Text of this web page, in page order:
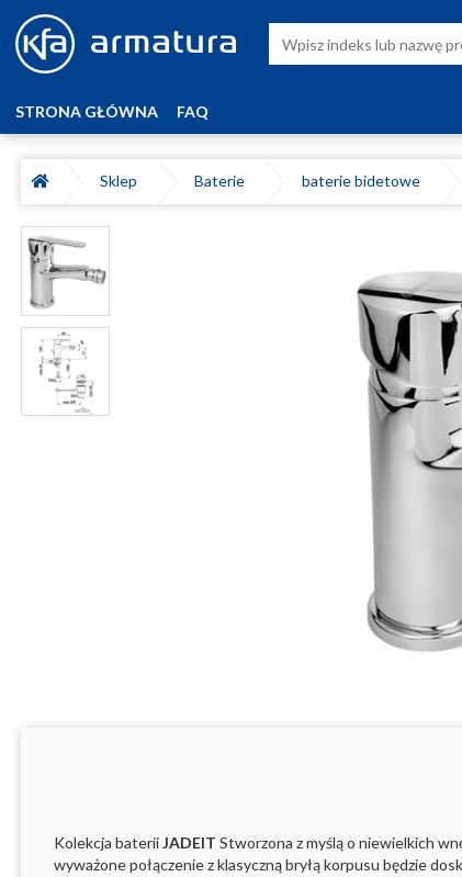
STRONA GŁÓWNA FAQ
Sklep Baterie baterie bidetowe
Kolekcja bateriiJADEIT Stworzona z myślą o niewielkich
wyważone połączenie z klasyczną bryłą korpusu będzie